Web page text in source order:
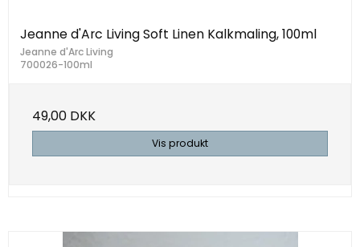
Jeanne d'Arc Living Soft Linen Kalkmaling, 100ml
Jeanne d'Arc Living
700026-100ml
49,00 DKK
Vis produkt